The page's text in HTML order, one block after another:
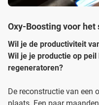
Oxy-Boosting voor
Wil je de productiviteit
Wil je je productie op
regeneratoren?
De reconstructie van een